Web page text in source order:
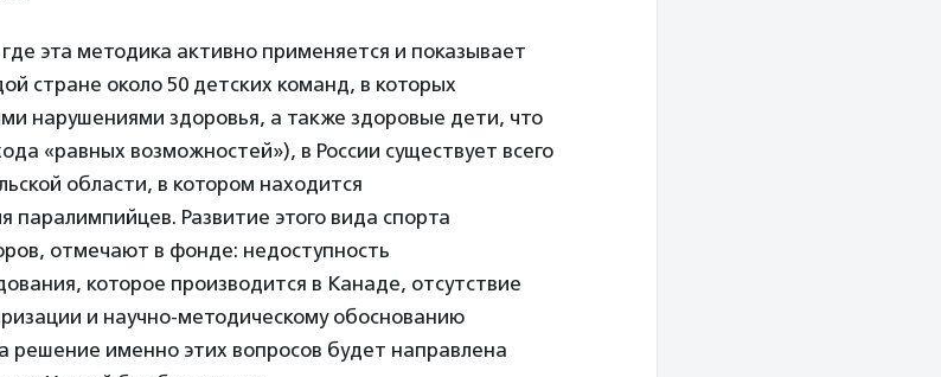
эта методика активно применяется и показывает
стране около 50 детских команд, в которых
нарушениями здоровья, а также здоровые дети, что
«равных возможностей»), в России существует всего
области, в котором находится
паралимпийцев. Развитие этого вида спорта
отмечают в фонде: недоступность
которое производится в Канаде, отсутствие
и научно-методическому обоснованию
именно этих вопросов будет направлена